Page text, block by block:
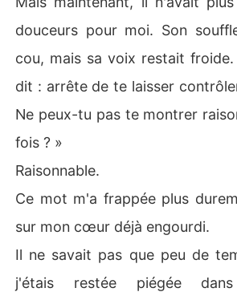
douceurs pour moi. Son
cou, mais sa voix restait
dit : arrête de te laisser
Ne peux-tu pas te montrer
fois ? »
Raisonnable.
Ce mot m'a frappée plus
sur mon cœur déjà engourdi.
Il ne savait pas que peu de
j'étais restée piégée